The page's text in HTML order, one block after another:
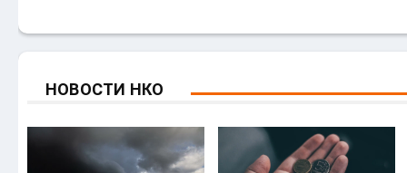
НОВОСТИ НКО